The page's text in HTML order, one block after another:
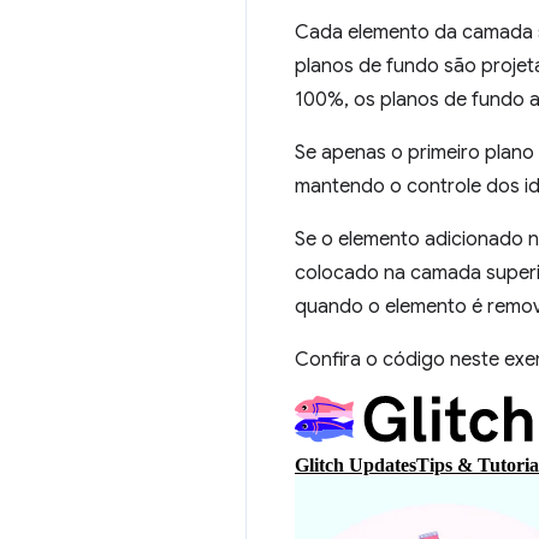
Cada elemento da
planos de fundo são
100%, os planos de fundo
Se apenas o primeiro
mantendo o controle dos
Se o elemento adicionado
colocado na camada
quando o elemento é
Confira o código neste